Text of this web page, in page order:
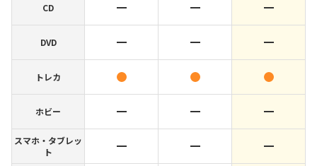
CD
DVD
トレカ
ホビー
スマホ・タブレッ
ト